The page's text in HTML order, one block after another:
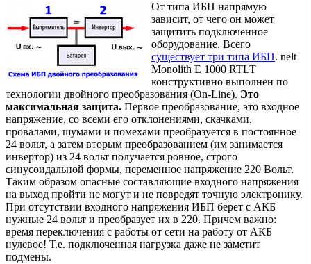
От типа ИБП напрямую
зависит, от чего он может
защитить подключенное
оборудование. Всего
существует три типа ИБП. nelt
Monolith E 1000 RTLT
конструктивно выполнен по
технологии двойного преобразования (On-Line). Это
максимальная защита. Первое преобразование, это входное
напряжение, со всеми его отклонениями, скачками,
провалами, шумами и помехами преобразуется в постоянное
24 вольт, а затем вторым преобразованием (им занимается
инвертор) из 24 вольт получается ровное, строго
синусоидальной формы, переменное напряжение 220 Вольт.
Таким образом опасные составляющие входного напряжения
на выход пройти не могут и не повредят точную электронику.
При отсутствии входного напряжения ИБП берет с АКБ
нужные 24 вольт и преобразует их в 220. Причем важно:
время переключения с работы от сети на работу от АКБ
нулевое! Т.е. подключенная нагрузка даже не заметит
подмены.